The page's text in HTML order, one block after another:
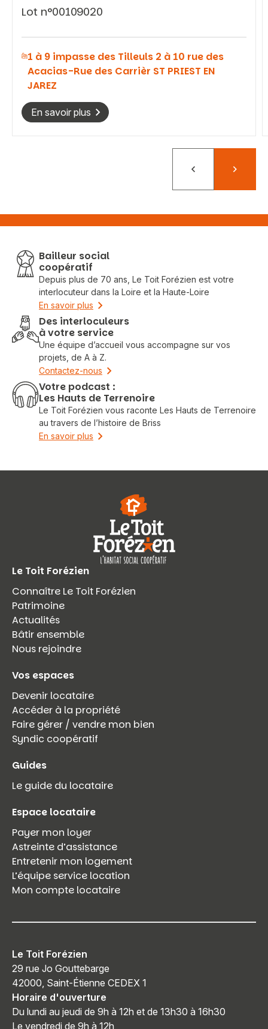
Rechercher
Lot n°00109020
1 à 9 impasse des Tilleuls 2 à 10 rue des
Acacias-Rue des Carrièr ST PRIEST EN
JAREZ
En savoir plus
PrécédentSuivant
Bailleur social
coopératif
Depuis plus de 70 ans, Le Toit Forézien est votre
interlocuteur dans la Loire et la Haute-Loire
En savoir plus
Des interloculeurs
à votre service
Une équipe d’accueil vous accompagne sur vos
projets, de A à Z.
Contactez-nous
Votre podcast :
Les Hauts de Terrenoire
Le Toit Forézien vous raconte Les Hauts de Terrenoire
au travers de l’histoire de Briss
En savoir plus
Le Toit Forézien
Connaître Le Toit Forézien
Patrimoine
Actualités
Bâtir ensemble
Nous rejoindre
Vos espaces
Devenir locataire
Accéder à la propriété
Faire gérer / vendre mon bien
Syndic coopératif
Guides
Le guide du locataire
Espace locataire
Payer mon loyer
Astreinte d’assistance
Entretenir mon logement
L’équipe service location
Mon compte locataire
Le Toit Forézien
29 rue Jo Gouttebarge
42000, Saint-Étienne CEDEX 1
Horaire d'ouverture
Du lundi au jeudi de 9h à 12h et de 13h30 à 16h30
Le vendredi de 9h à 12h